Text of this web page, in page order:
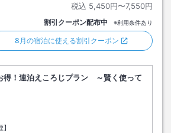
税込 5,450円〜7,550円
割引クーポン配布中 ※利用条件あり
8月の宿泊に使える割引クーポン
得！連泊えころじプラン ～賢く使って
アウト